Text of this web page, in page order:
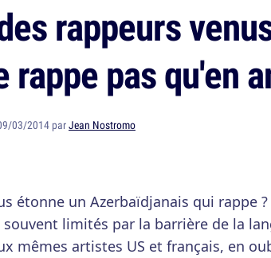
rappeurs
rappe pas qu'en
03/2014 parJean Nostromo
étonne un Azerbaïdjanais qui rappe
souvent limités par la barrière de la
mêmes artistes US et français, en